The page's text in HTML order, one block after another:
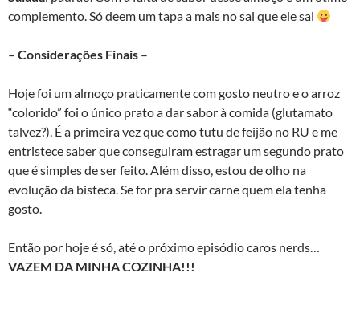
complemento. Só deem um tapa a mais no sal que ele sai
– Considerações Finais –
Hoje foi um almoço praticamente com gosto neutro e o arroz
“colorido” foi o único prato a dar sabor à comida (glutamato
talvez?). É a primeira vez que como tutu de feijão no RU e me
entristece saber que conseguiram estragar um segundo prato
que é simples de ser feito. Além disso, estou de olho na
evolução da bisteca. Se for pra servir carne quem ela tenha
gosto.
Então por hoje é só, até o próximo episódio caros nerds…
VAZEM DA MINHA COZINHA!!!